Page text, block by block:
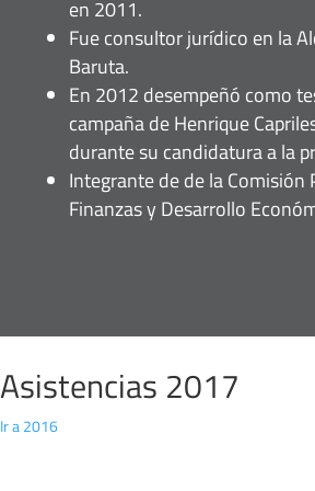
en 2011.
Fue consultor jurídico en la
Baruta.
En 2012 desempeñó como
campaña de Henrique
durante su candidatura a la
Integrante de de la Comisión
Finanzas y Desarrollo
Asistencias 2017
Ir a 2016